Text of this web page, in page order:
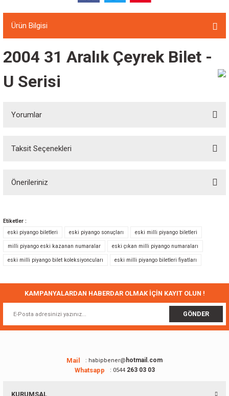
Ürün Bilgisi
2004 31 Aralık Çeyrek Bilet -
U Serisi
Yorumlar
Taksit Seçenekleri
Önerileriniz
Görüş ve önerileriniz için teşekkür ederiz.
Ürün resmi kalitesiz, bozuk veya görüntülenemiyor.
Ürün bilgilerinde hatalar bulunuyor.
Ürün fiyatı diğer sitelerden daha pahalı.
Bu ürüne benzer farklı alternatifler olmalı.
Etiketler :
eski piyango biletleri
eski piyango sonuçları eski milli piyango biletleri
milli piyango eski kazanan numaralar eski çıkan milli piyango numaraları
eski milli piyango bilet koleksiyoncuları eski milli piyango biletleri fiyatları
KAMPANYALARDAN HABERDAR OLMAK İÇİN KAYIT OLUN !
GÖNDER
Mail : habipbener@ hotmail.com
Whatsapp : 0544263 03 03
KURUMSAL